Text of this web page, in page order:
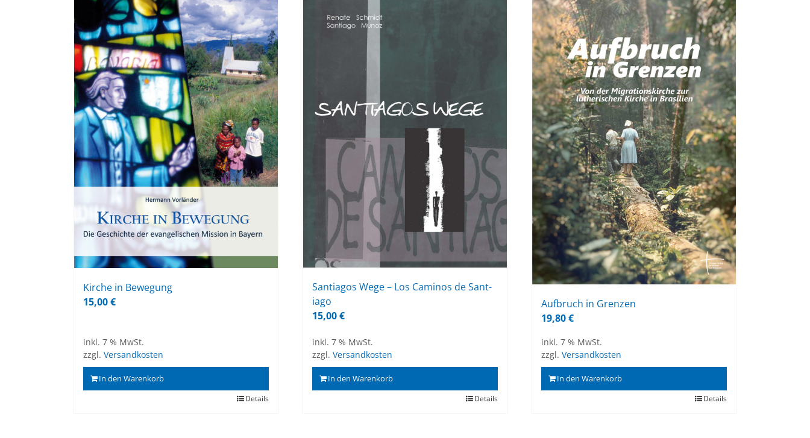
Kir­che in Be­we­gung
15,00€
inkl. 7 % MwSt.
zzgl. Versandkosten
In den Warenkorb
Details
Sant­ia­gos Wege – Los Ca­mi­nos de Sant­
ia­go
15,00€
inkl. 7 % MwSt.
zzgl. Versandkosten
In den Warenkorb
Details
Auf­bruch in Gren­zen
19,80€
inkl. 7 % MwSt.
zzgl. Versandkosten
In den Warenkorb
Details